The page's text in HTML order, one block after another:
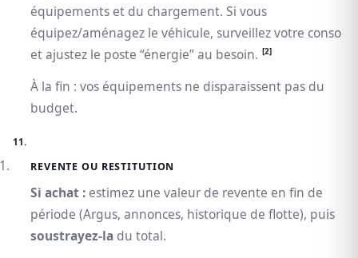
équipements et du chargement. Si vous
équipez/aménagez le véhicule, surveillez votre conso
et ajustez le poste “énergie” au besoin. [2]
À la fin : vos équipements ne disparaissent pas du
budget.
REVENTE OU RESTITUTION
Si achat : estimez une valeur de revente en fin de
période (Argus, annonces, historique de flotte), puis
soustrayez-la du total.